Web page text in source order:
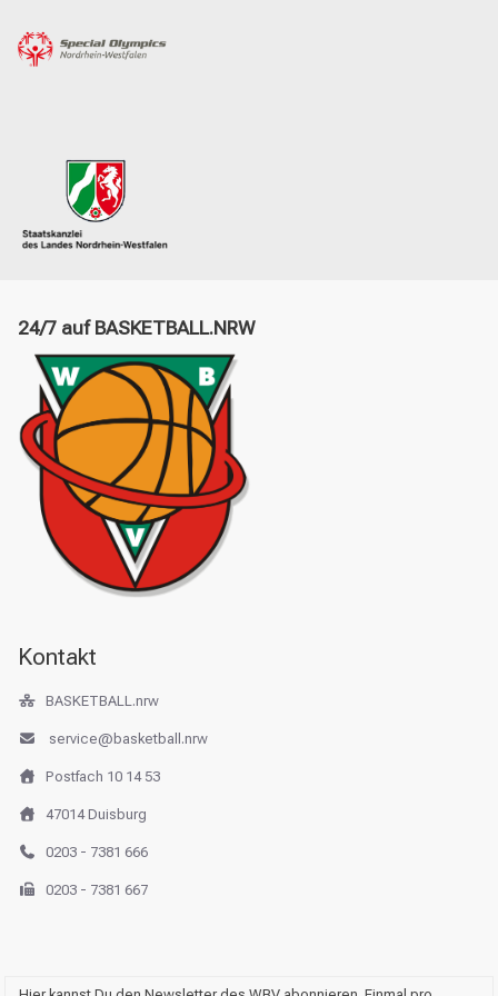
24/7 auf BASKETBALL.NRW
Kontakt
BASKETBALL.nrw
service@basketball.nrw
Postfach 10 14 53
47014 Duisburg
0203 - 7381 666
0203 - 7381 667